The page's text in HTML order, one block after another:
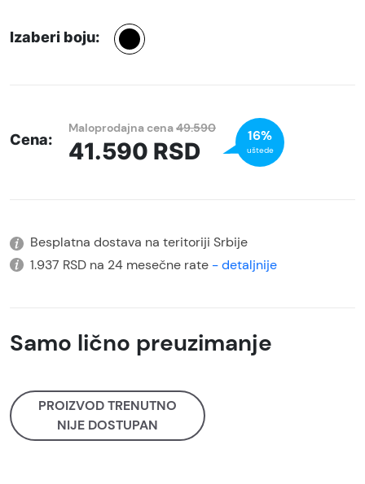
Izaberi boju:
Cena:
Maloprodajna cena49.590
41.590 RSD
16%
uštede
Besplatna dostava na teritoriji Srbije
1.937 RSD na 24 mesečne rate - detaljnije
Samo lično preuzimanje
PROIZVOD TRENUTNO
NIJE DOSTUPAN